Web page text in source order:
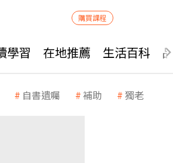
購買課程
學習 在地推薦 生活百科
自書遺囑 補助 獨老